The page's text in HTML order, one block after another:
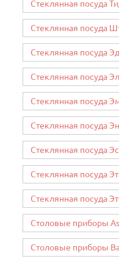
Стеклянная посуда
Стеклянная посуда
Стеклянная посуда
Стеклянная посуда
Стеклянная посуда
Стеклянная посуда
Стеклянная посуда
Стеклянная посуда
Стеклянная посуда
Столовые приборы
Столовые приборы